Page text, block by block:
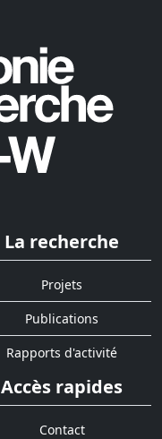
La recherche
Projets
Publications
Rapports d'activité
Accès rapides
Contact